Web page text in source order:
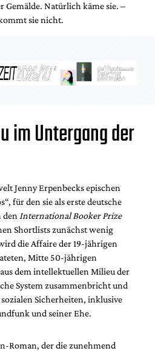
Natürlich käme sie. –
sie nicht.
im Untergang der
Jenny Erpenbecks epischen
für den sie als erste deutsche
den International Booker Prize
Shortlists zunächst wenig
die Affaire der 19-jährigen
Mitte 50-jährigen
dem intellektuellen Milieu der
System zusammenbricht und
Sicherheiten, inklusive
und seiner Ehe.
Roman, der die zunehmend